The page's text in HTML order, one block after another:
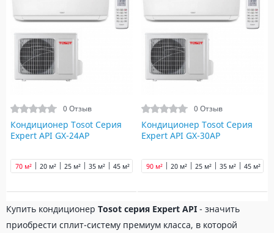
0 Отзыв
Кондиционер Tosot Серия
Expert API GX-24AP
20 м² 25 м² 35 м² 45 м²
70 м² 90 м²
0 Отзыв
Кондиционер Tosot Серия
Expert API GX-30AP
20 м² 25 м² 35 м² 45 м²
90 м²
Купить кондиционер Tosot серия Expert API - значить
приобрести сплит-систему премиум класса, в которой